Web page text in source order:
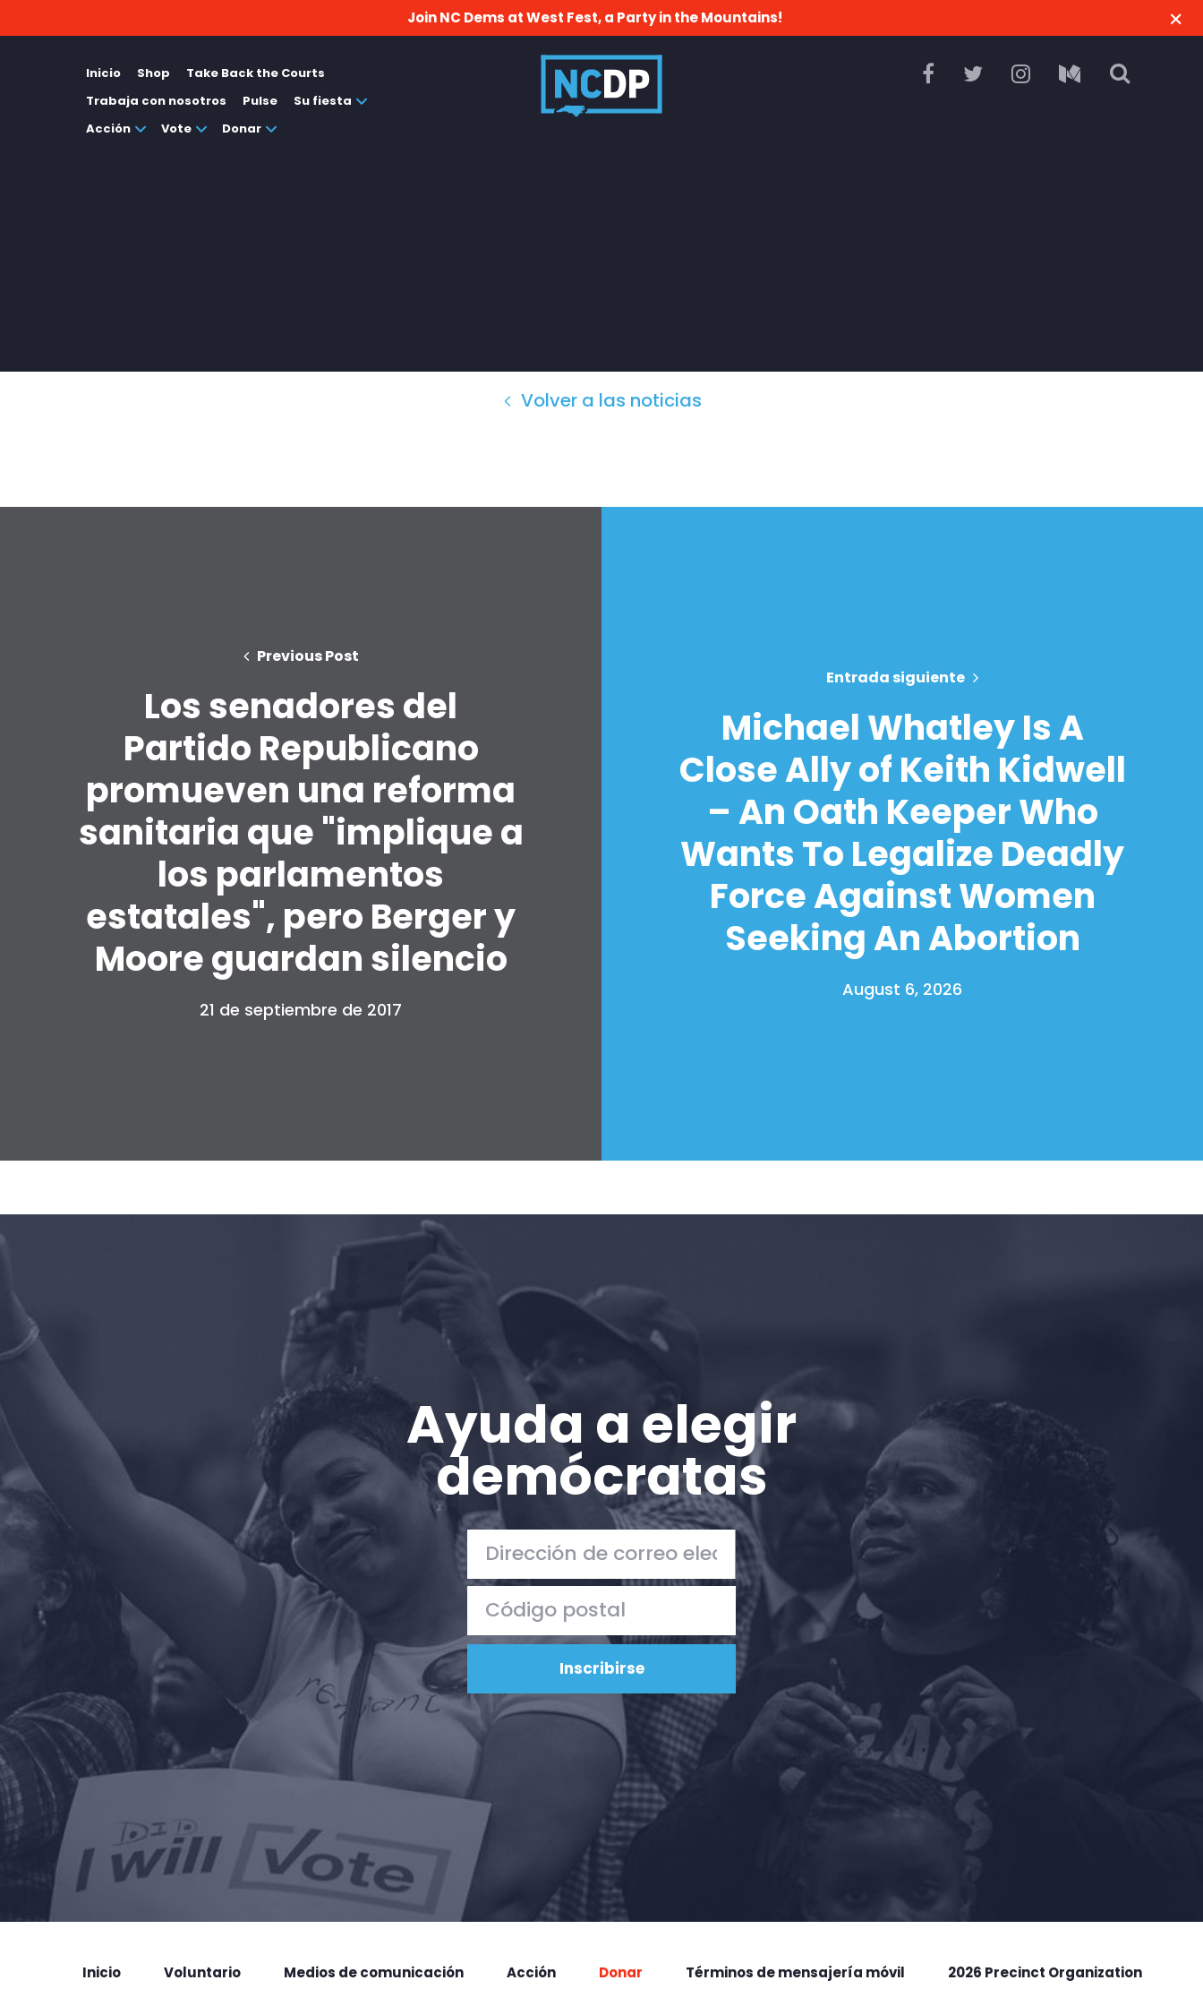
Take Back the Courts
Trabaja con nosotros
Pulse
Donar
Join NC Dems at West Fest, a Party in the Mountains!
Inicio Shop
Take Back the Courts
Trabaja con nosotros
Pulse
Su fiesta
Acción
Vote Donar
Volver a las noticias
Previous Post
Los senadores del
Partido Republicano
promueven una reforma
sanitaria que "implique a
los parlamentos
estatales", pero Berger y
Moore guardan silencio
21 de septiembre de 2017
Entrada siguiente
Michael Whatley Is A
Close Ally of Keith Kidwell
– An Oath Keeper Who
Wants To Legalize Deadly
Force Against Women
Seeking An Abortion
August 6, 2026
Ayuda a elegir
demócratas
Inicio Voluntario Medios de comunicación Acción Donar Términos de mensajería móvil 2026 Precinct Organization